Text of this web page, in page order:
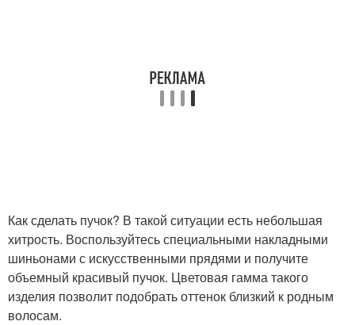
Как сделать пучок? В такой ситуации есть небольшая
хитрость. Воспользуйтесь специальными накладными
шиньонами с искусственными прядями и получите
объемный красивый пучок. Цветовая гамма такого
изделия позволит подобрать оттенок близкий к родным
волосам.